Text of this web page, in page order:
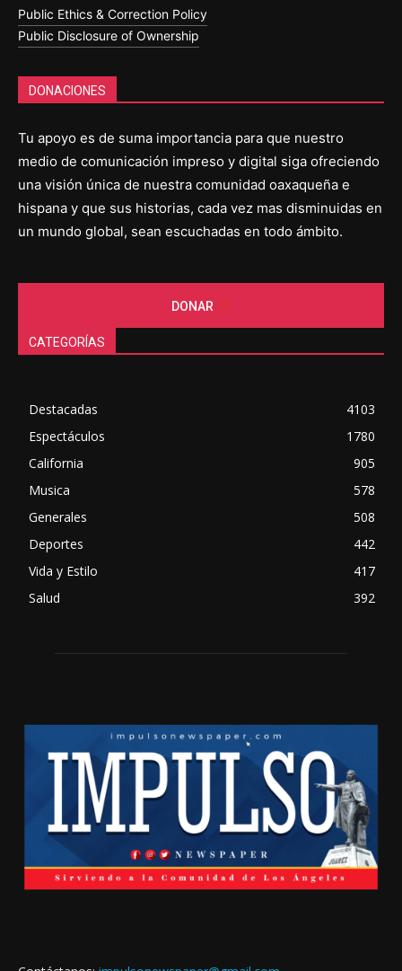
Public Ethics & Correction Policy
Public Disclosure of Ownership
DONACIONES
Tu apoyo es de suma importancia para que nuestro
medio de comunicación impreso y digital siga ofreciendo
una visión única de nuestra comunidad oaxaqueña e
hispana y que sus historias, cada vez mas disminuidas en
un mundo global, sean escuchadas en todo ámbito.
DONAR
CATEGORÍAS
Destacadas
4103
Espectáculos
1780
California
905
Musica
578
Generales
508
Deportes
442
Vida y Estilo
417
Salud
392